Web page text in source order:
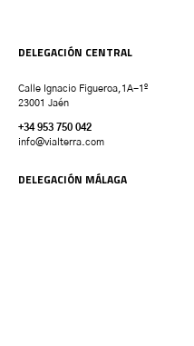
DELEGACIÓN CENTRAL
Calle Ignacio Figueroa,1A-1º
23001 Jaén
+34 953 750 042
info@vialterra.com
DELEGACIÓN MÁLAGA